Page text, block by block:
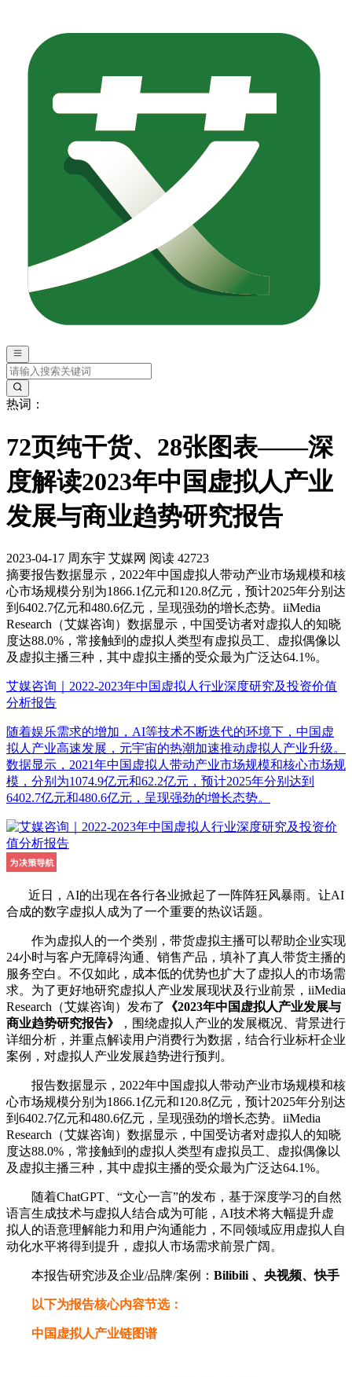
热词：
72页纯干货、28张图表——深
度解读2023年中国虚拟人产业
发展与商业趋势研究报告
2023-04-17 周东宇 艾媒网 阅读 42723
摘要报告数据显示，2022年中国虚拟人带动产业市场规模和核
心市场规模分别为1866.1亿元和120.8亿元，预计2025年分别达
到6402.7亿元和480.6亿元，呈现强劲的增长态势。iiMedia
Research（艾媒咨询）数据显示，中国受访者对虚拟人的知晓
度达88.0%，常接触到的虚拟人类型有虚拟员工、虚拟偶像以
及虚拟主播三种，其中虚拟主播的受众最为广泛达64.1%。
艾媒咨询｜2022-2023年中国虚拟人行业深度研究及投资价值
分析报告
随着娱乐需求的增加，AI等技术不断迭代的环境下，中国虚
拟人产业高速发展，元宇宙的热潮加速推动虚拟人产业升级。
数据显示，2021年中国虚拟人带动产业市场规模和核心市场规
模，分别为1074.9亿元和62.2亿元，预计2025年分别达到
6402.7亿元和480.6亿元，呈现强劲的增长态势。
近日，AI的出现在各行各业掀起了一阵阵狂风暴雨。让AI
合成的数字虚拟人成为了一个重要的热议话题。
作为虚拟人的一个类别，带货虚拟主播可以帮助企业实现
24小时与客户无障碍沟通、销售产品，填补了真人带货主播的
服务空白。不仅如此，成本低的优势也扩大了虚拟人的市场需
求。为了更好地研究虚拟人产业发展现状及行业前景，iiMedia
Research（艾媒咨询）发布了
《2023年中国虚拟人产业发展与
商业趋势研究报告》
，围绕虚拟人产业的发展概况、背景进行
详细分析，并重点解读用户消费行为数据，结合行业标杆企业
案例，对虚拟人产业发展趋势进行预判。
报告数据显示，2022年中国虚拟人带动产业市场规模和核
心市场规模分别为1866.1亿元和120.8亿元，预计2025年分别达
到6402.7亿元和480.6亿元，呈现强劲的增长态势。iiMedia
Research（艾媒咨询）数据显示，中国受访者对虚拟人的知晓
度达88.0%，常接触到的虚拟人类型有虚拟员工、虚拟偶像以
及虚拟主播三种，其中虚拟主播的受众最为广泛达64.1%。
随着ChatGPT、“文心一言”的发布，基于深度学习的自然
语言生成技术与虚拟人结合成为可能，AI技术将大幅提升虚
拟人的语意理解能力和用户沟通能力，不同领域应用虚拟人自
动化水平将得到提升，虚拟人市场需求前景广阔。
本报告研究涉及企业/品牌/案例： Bilibili 、央视频、快手
以下为报告核心内容节选：
中国虚拟人产业链图谱